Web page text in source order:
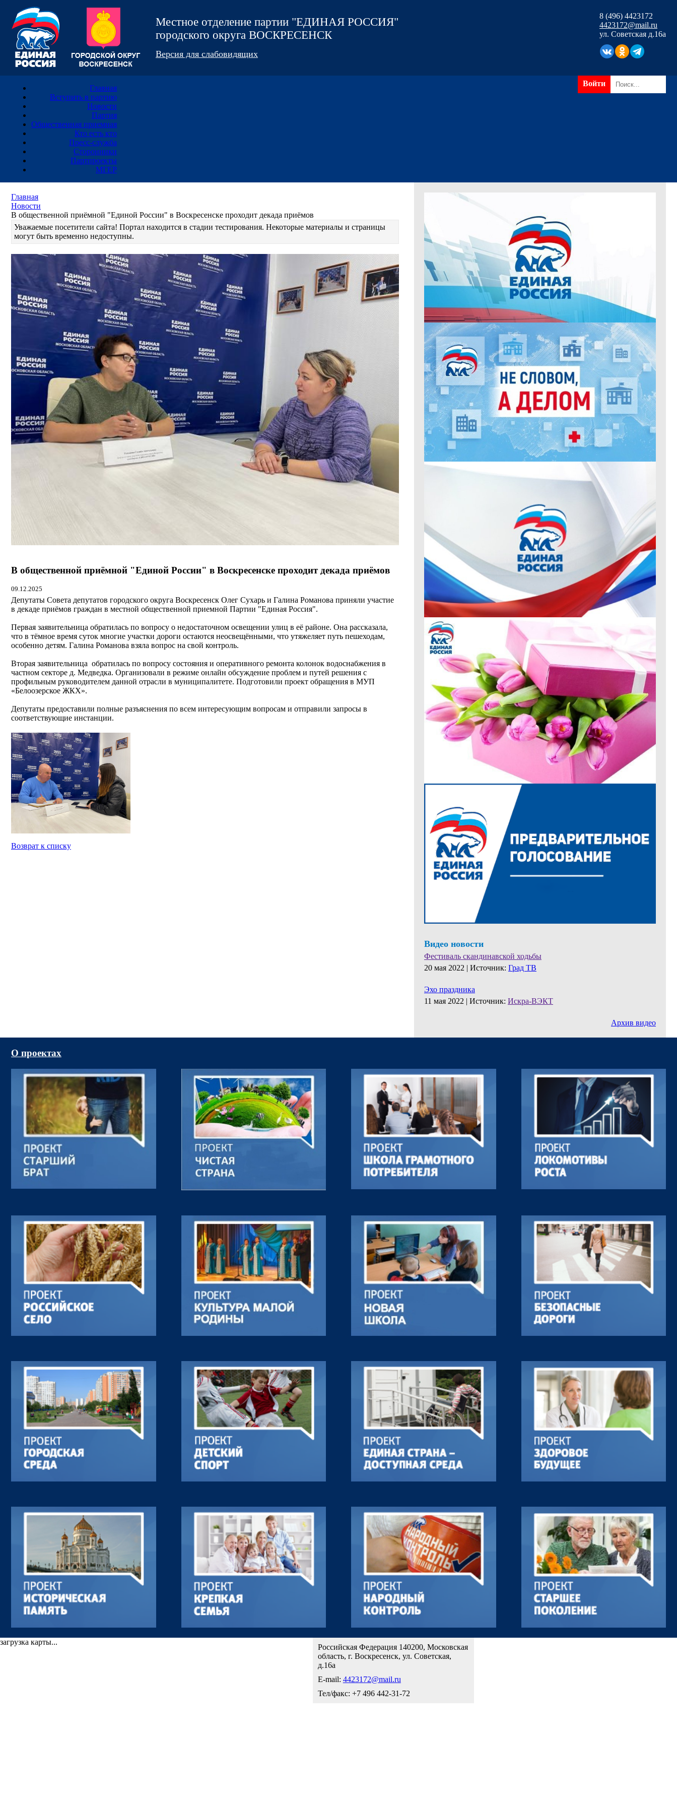
Местное отделение партии "ЕДИНАЯ РОССИЯ"
городского округа ВОСКРЕСЕНСК
Версия для слабовидящих
8 (496) 4423172
4423172@mail.ru
ул. Советская д.16а
Главная
Вступить в партию
Новости
Партия
Общественная приемная
Кто есть кто
Пресс-служба
Сторонники
Партпроекты
МГЕР
Войти
Главная
Новости
В общественной приёмной "Единой России" в Воскресенске проходит декада приёмов
Уважаемые посетители сайта! Портал находится в стадии тестирования. Некоторые материалы и страницы
могут быть временно недоступны.
В общественной приёмной "Единой России" в Воскресенске проходит декада приёмов
09.12.2025
Депутаты Совета депутатов городского округа Воскресенск Олег Сухарь и Галина Романова приняли участие
в декаде приёмов граждан в местной общественной приемной Партии "Единая Россия".
Первая заявительница обратилась по вопросу о недостаточном освещении улиц в её районе. Она рассказала,
что в тёмное время суток многие участки дороги остаются неосвещёнными, что утяжеляет путь пешеходам,
особенно детям. Галина Романова взяла вопрос на свой контроль.
Вторая заявительница обратилась по вопросу состояния и оперативного ремонта колонок водоснабжения в
частном секторе д. Медведка. Организовали в режиме онлайн обсуждение проблем и путей решения с
профильным руководителем данной отрасли в муниципалитете. Подготовили проект обращения в МУП
«Белоозерское ЖКХ».
Депутаты предоставили полные разъяснения по всем интересующим вопросам и отправили запросы в
соответствующие инстанции.
Возврат к списку
Видео новости
Фестиваль скандинавской ходьбы
20 мая 2022 | Источник: Град ТВ
Эхо праздника
11 мая 2022 | Источник: Искра-ВЭКТ
Архив видео
О проектах
Российская Федерация 140200, Московская
область, г. Воскресенск, ул. Советская,
д.16а
E-mail: 4423172@mail.ru
Тел/факс: +7 496 442-31-72
загрузка карты...